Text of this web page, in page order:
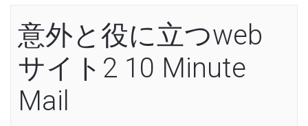
意外と役に立つweb
サイト2 10 Minute
Mail